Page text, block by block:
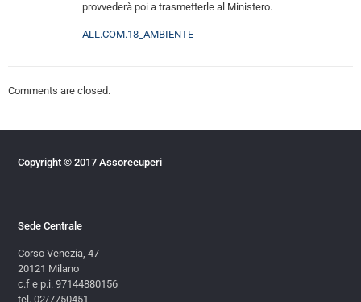
provvederà poi a trasmetterle al Ministero.
ALL.COM.18_AMBIENTE
Comments are closed.
Copyright © 2017 Assorecuperi
Sede Centrale
Corso Venezia, 47
20121 Milano
c.f e p.i. 97144880156
tel. 02/7750451